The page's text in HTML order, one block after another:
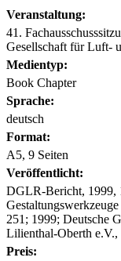
Veranstaltung:
41.
Gesellschaft für Luft-
Medientyp:
Book Chapter
Sprache:
deutsch
Format:
A5, 9 Seiten
Veröffentlicht:
DGLR-Bericht, 1999,
251; 1999; Deutsche
Lilienthal-Oberth e.V.,
Preis: